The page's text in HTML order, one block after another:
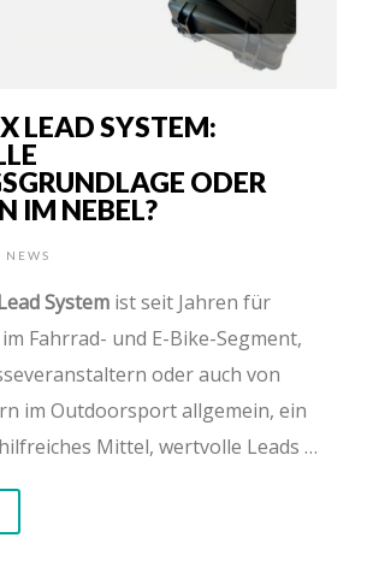
LEAD SYSTEM:
ODER
IM NEBEL?
NEWS
System ist seit Jahren für
Fahrrad- und E-Bike-Segment,
oder auch von
im Outdoorsport allgemein, ein
Mittel, wertvolle Leads …